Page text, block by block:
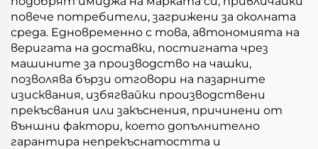
повече потребители, загрижени за околната
среда. Едновременно с това, автономията на
веригата на доставки, постигната чрез
машините за производство на чашки,
позволява бързи отговори на пазарните
изисквания, избягвайки производствени
прекъсвания или закъснения, причинени от
външни фактори, което допълнително
гарантира непрекъснатостта и